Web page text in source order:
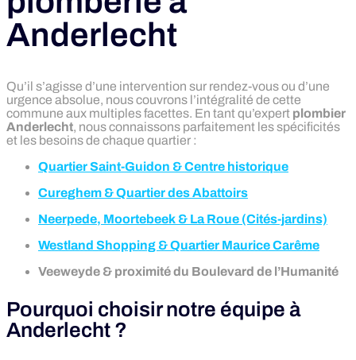
Anderlecht
Qu’il s’agisse d’une intervention sur rendez-vous ou d’une
urgence absolue, nous couvrons l’intégralité de cette
commune aux multiples facettes. En tant qu’expert plombier
Anderlecht, nous connaissons parfaitement les spécificités
et les besoins de chaque quartier :
Quartier Saint-Guidon & Centre historique
Cureghem & Quartier des Abattoirs
Neerpede, Moortebeek & La Roue (Cités-jardins)
Westland Shopping & Quartier Maurice Carême
Veeweyde & proximité du Boulevard de l’Humanité
Pourquoi choisir notre équipe à
Anderlecht ?